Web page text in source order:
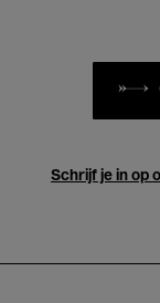
Schrijf je in op